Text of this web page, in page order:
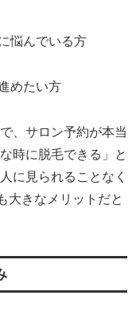
悩んでいる方
めたい方
、サロン予約が本当
時に脱毛できる」と
に見られることなく
大きなメリットだと